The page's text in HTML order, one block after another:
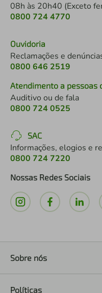
08h às 20h40 (Exceto
0800 724 4770
Ouvidoria
Reclamações e
0800 646 2519
Atendimento a pessoas
Auditivo ou de fala
0800 724 0525
SAC
Informações, elogios e
0800 724 7220
Nossas Redes Sociais
Sobre nós
Políticas